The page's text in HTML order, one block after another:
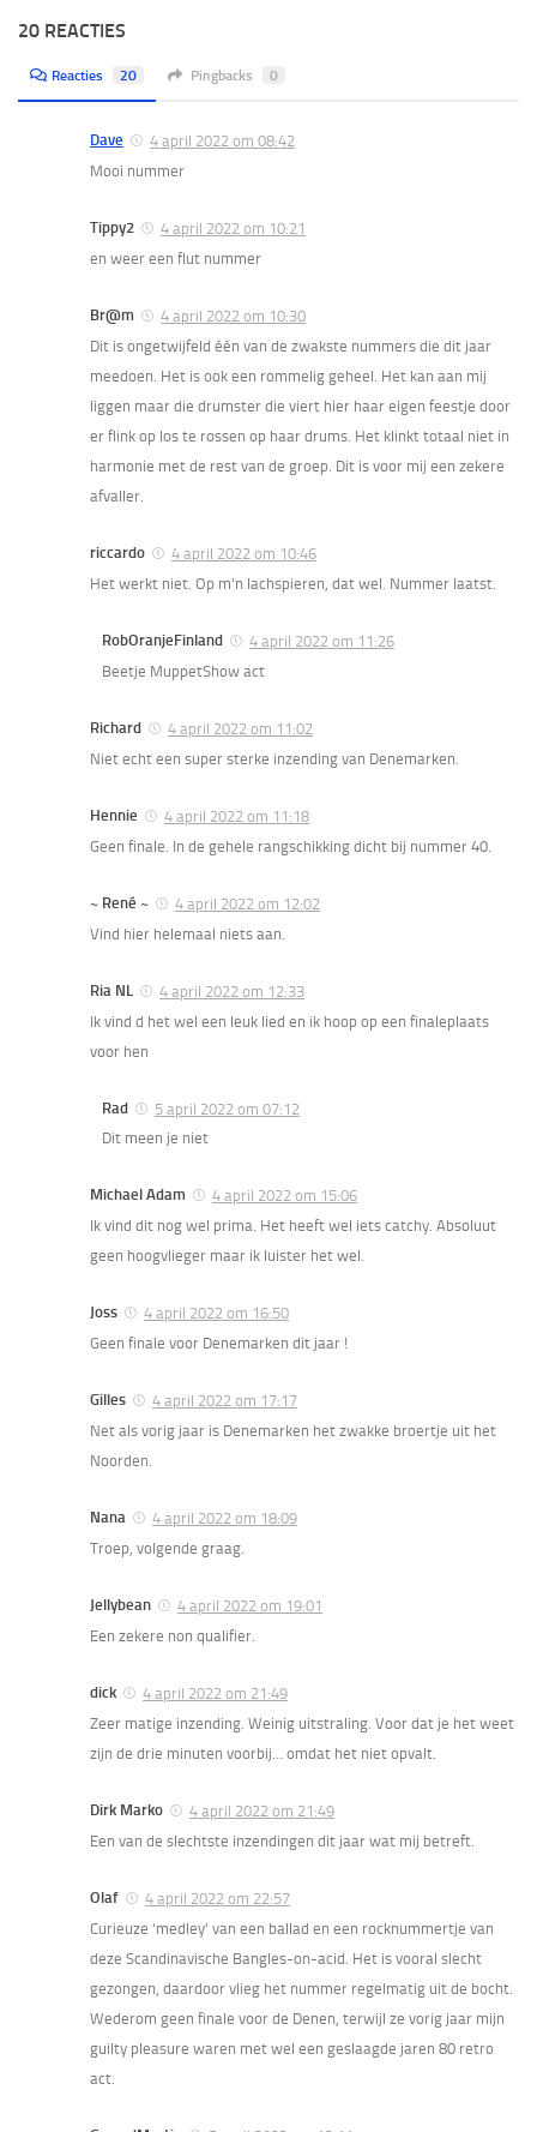
20 REACTIES
Reacties 20 Pingbacks 0
Dave
4 april 2022 om 08:42
Mooi nummer
Tippy2
4 april 2022 om 10:21
en weer een flut nummer
Br@m
4 april 2022 om 10:30
Dit is ongetwijfeld één van de zwakste nummers die dit jaar
meedoen. Het is ook een rommelig geheel. Het kan aan mij
liggen maar die drumster die viert hier haar eigen feestje door
er flink op los te rossen op haar drums. Het klinkt totaal niet in
harmonie met de rest van de groep. Dit is voor mij een zekere
afvaller.
riccardo
4 april 2022 om 10:46
Het werkt niet. Op m’n lachspieren, dat wel. Nummer laatst.
RobOranjeFinland
4 april 2022 om 11:26
Beetje MuppetShow act
Richard
4 april 2022 om 11:02
Niet echt een super sterke inzending van Denemarken.
Hennie
4 april 2022 om 11:18
Geen finale. In de gehele rangschikking dicht bij nummer 40.
~ René ~
4 april 2022 om 12:02
Vind hier helemaal niets aan.
Ria NL
4 april 2022 om 12:33
Ik vind d het wel een leuk lied en ik hoop op een finaleplaats
voor hen
Rad
5 april 2022 om 07:12
Dit meen je niet
Michael Adam
4 april 2022 om 15:06
Ik vind dit nog wel prima. Het heeft wel iets catchy. Absoluut
geen hoogvlieger maar ik luister het wel.
Joss
4 april 2022 om 16:50
Geen finale voor Denemarken dit jaar !
Gilles
4 april 2022 om 17:17
Net als vorig jaar is Denemarken het zwakke broertje uit het
Noorden.
Nana
4 april 2022 om 18:09
Troep, volgende graag.
Jellybean
4 april 2022 om 19:01
Een zekere non qualifier.
dick
4 april 2022 om 21:49
Zeer matige inzending. Weinig uitstraling. Voor dat je het weet
zijn de drie minuten voorbij… omdat het niet opvalt.
Dirk Marko
4 april 2022 om 21:49
Een van de slechtste inzendingen dit jaar wat mij betreft.
Olaf
4 april 2022 om 22:57
Curieuze ‘medley’ van een ballad en een rocknummertje van
deze Scandinavische Bangles-on-acid. Het is vooral slecht
gezongen, daardoor vlieg het nummer regelmatig uit de bocht.
Wederom geen finale voor de Denen, terwijl ze vorig jaar mijn
guilty pleasure waren met wel een geslaagde jaren 80 retro
act.